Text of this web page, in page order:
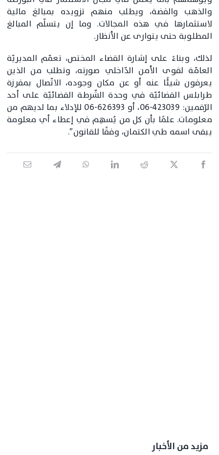
والذهب والفضة، ويطلب منهم تزويده بمبالغ مالية
لاستثمارها في هذه المجالات. وما إن يتسلّم المبالغ
المطلوبة حتى يتوارى عن الأنظار.
لذلك، وبناءً على إشارة القضاء المختص، تعمّم المديريّة
العامّة لقوى الأمن الدّاخلي صورته، وتطلب من الذين
يعرفون شيئًا عنه أو عن مكان وجوده، الاتّصال بمفرزة
طرابلس القضائيّة في وحدة الشّرطة القضائيّة على أحد
الرّقمين: 423039-06، أو 626393-06 للإدلاء بما لديهم من
معلومات. علمًا بأن كل من يُسهِم في إعطاء أي معلومة
يبقى اسمه طي الكتمان، وفقًا للقانون”.
مزيد من الأخبار